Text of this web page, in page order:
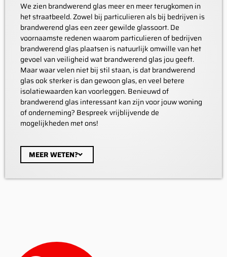
We zien brandwerend glas meer en meer terugkomen in
het straatbeeld. Zowel bij particulieren als bij bedrijven is
brandwerend glas een zeer gewilde glassoort. De
voornaamste redenen waarom particulieren of bedrijven
brandwerend glas plaatsen is natuurlijk omwille van het
gevoel van veiligheid wat brandwerend glas jou geeft.
Maar waar velen niet bij stil staan, is dat brandwerend
glas ook sterker is dan gewoon glas, en veel betere
isolatiewaarden kan voorleggen. Benieuwd of
brandwerend glas interessant kan zijn voor jouw woning
of onderneming? Bespreek vrijblijvende de
mogelijkheden met ons!
MEER WETEN?